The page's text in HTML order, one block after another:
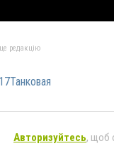
редакцію
Авторизуйтесь, щоб